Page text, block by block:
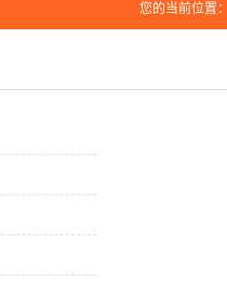
您的当前位置：